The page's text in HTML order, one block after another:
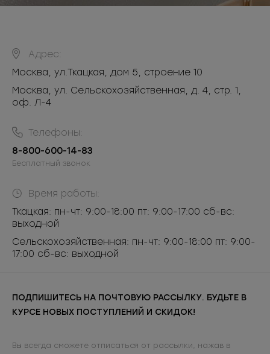
Адрес:
Москва, ул.Ткацкая, дом 5, строение 10
Москва, ул. Сельскохозяйственная, д. 4, стр. 1,
оф. Л-4
Телефоны:
8-800-600-14-83
Бесплатный звонок
Время работы:
Ткацкая: пн-чт: 9:00-18:00 пт: 9:00-17:00 сб-вс:
выходной
Сельскохозяйственная: пн-чт: 9:00-18:00 пт: 9:00-
17:00 сб-вс: выходной
ПОДПИШИТЕСЬ НА ПОЧТОВУЮ РАССЫЛКУ. БУДЬТЕ В
КУРСЕ НОВЫХ ПОСТУПЛЕНИЙ И СКИДОК!
Вы всегда сможете отписаться от рассылки, нажав в